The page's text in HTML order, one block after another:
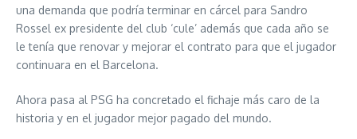
una demanda que podría terminar en cárcel para Sandro
Rossel ex presidente del club ‘cule’ además que cada año se
le tenía que renovar y mejorar el contrato para que el jugador
continuara en el Barcelona.
Ahora pasa al PSG ha concretado el fichaje más caro de la
historia y en el jugador mejor pagado del mundo.